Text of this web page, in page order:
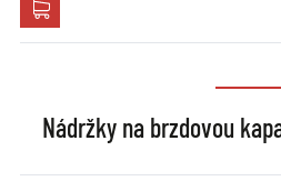
Nádržky na brzdovou